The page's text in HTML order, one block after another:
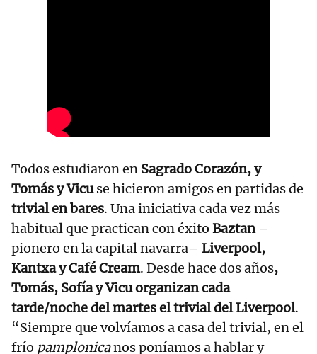
Todos estudiaron en Sagrado Corazón, y
Tomás y Vicuse hicieron amigos en partidas de
trivial en bares. Una iniciativa cada vez más
habitual que practican con éxito Baztan –
pionero en la capital navarra– Liverpool,
Kantxa y Café Cream. Desde hace dos años,
Tomás, Sofía y Vicu organizan cada
tarde/noche del martes el trivial del Liverpool.
“Siempre que volvíamos a casa del trivial, en el
frío pamplonicanos poníamos a hablar y